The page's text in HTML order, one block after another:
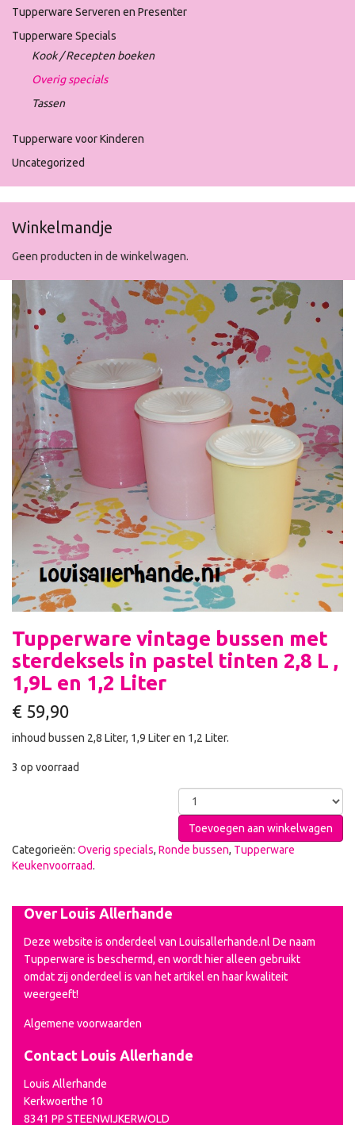
Tupperware Serveren en Presenter
Tupperware Specials
Kook / Recepten boeken
Overig specials
Tassen
Tupperware voor Kinderen
Uncategorized
Winkelmandje
Geen producten in de winkelwagen.
Tupperware vintage bussen met
sterdeksels in pastel tinten 2,8 L ,
1,9L en 1,2 Liter
€ 59,90
inhoud bussen 2,8 Liter, 1,9 Liter en 1,2 Liter.
3 op voorraad
Toevoegen aan winkelwagen
Categorieën: Overig specials, Ronde bussen, Tupperware
Keukenvoorraad.
Over Louis Allerhande
Deze website is onderdeel van Louisallerhande.nl De naam
Tupperware is beschermd, en wordt hier alleen gebruikt
omdat zij onderdeel is van het artikel en haar kwaliteit
weergeeft!
Algemene voorwaarden
Contact Louis Allerhande
Louis Allerhande
Kerkwoerthe 10
8341 PP STEENWIJKERWOLD